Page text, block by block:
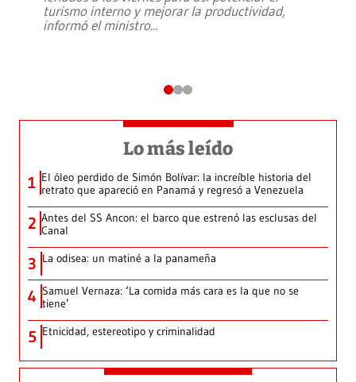
turismo interno y mejorar la productividad,
informó el ministro...
Lo más leído
1 El óleo perdido de Simón Bolívar: la increíble historia del
retrato que apareció en Panamá y regresó a Venezuela
2 Antes del SS Ancon: el barco que estrenó las esclusas del
Canal
3 La odisea: un matiné a la panameña
4 Samuel Vernaza: ‘La comida más cara es la que no se
tiene’
5 Etnicidad, estereotipo y criminalidad